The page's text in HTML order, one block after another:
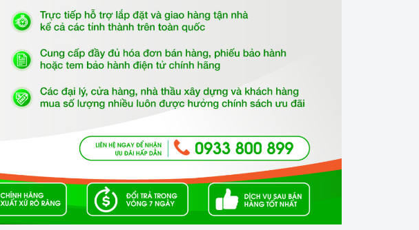
số lượng lớn
rất tiện dụng,
ra từ tủ lạnh
khiển điện
quan, hợp lý
cho người
kết hợp cùng
giòn một